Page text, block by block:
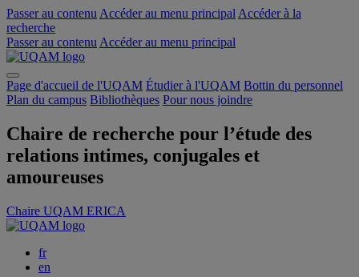
Passer au contenu Accéder au menu principal Accéder à la
recherche
Passer au contenu Accéder au menu principal
Page d'accueil de l'UQAM Étudier à l'UQAM Bottin du personnel
Plan du campus Bibliothèques Pour nous joindre
Chaire de recherche pour l’étude des
relations intimes, conjugales et
amoureuses
Chaire UQAM ERICA
fr
en